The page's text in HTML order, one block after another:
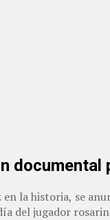
la historia, se
del jugador